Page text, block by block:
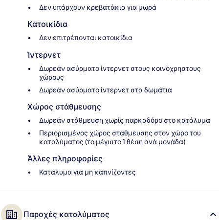
Δεν υπάρχουν κρεβατάκια για μωρά
Κατοικίδια
Δεν επιτρέπονται κατοικίδια
Ίντερνετ
Δωρεάν ασύρματο ίντερνετ στους κοινόχρηστους
χώρους
Δωρεάν ασύρματο ίντερνετ στα δωμάτια
Χώρος στάθμευσης
Δωρεάν στάθμευση χωρίς παρκαδόρο στο κατάλυμα
Περιορισμένος χώρος στάθμευσης στον χώρο του
καταλύματος (το μέγιστο 1 θέση ανά μονάδα)
Άλλες πληροφορίες
Κατάλυμα για μη καπνίζοντες
Παροχές καταλύματος